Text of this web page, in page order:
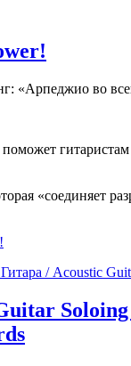
«Арпеджио во
«соединяет
/ Acoustic